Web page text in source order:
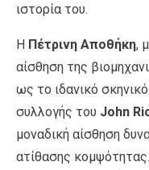
ιστορία του.
Η Πέτρινη Αποθήκη,
αίσθηση της
ως το ιδανικό
συλλογής του John
μοναδική αίσθηση
ατίθασης